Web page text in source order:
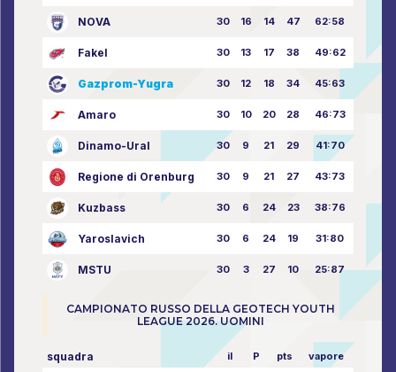
NOVA 30 16 14 47 62:58
Fakel 30 13 17 38 49:62
Gazprom-Yugra 30 12 18 34 45:63
Amaro 30 10 20 28 46:73
Dinamo-Ural 30 9 21 29 41:70
Regione di Orenburg 30 9 21 27 43:73
Kuzbass 30 6 24 23 38:76
Yaroslavich 30 6 24 19 31:80
MSTU 30 3 27 10 25:87
CAMPIONATO RUSSO DELLA GEOTECH YOUTH
LEAGUE 2026. UOMINI
squadra il P pts vapore